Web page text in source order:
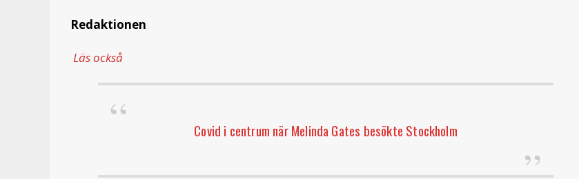
Redaktionen
Läs också
Covid i centrum när Melinda Gates besökte Stockholm